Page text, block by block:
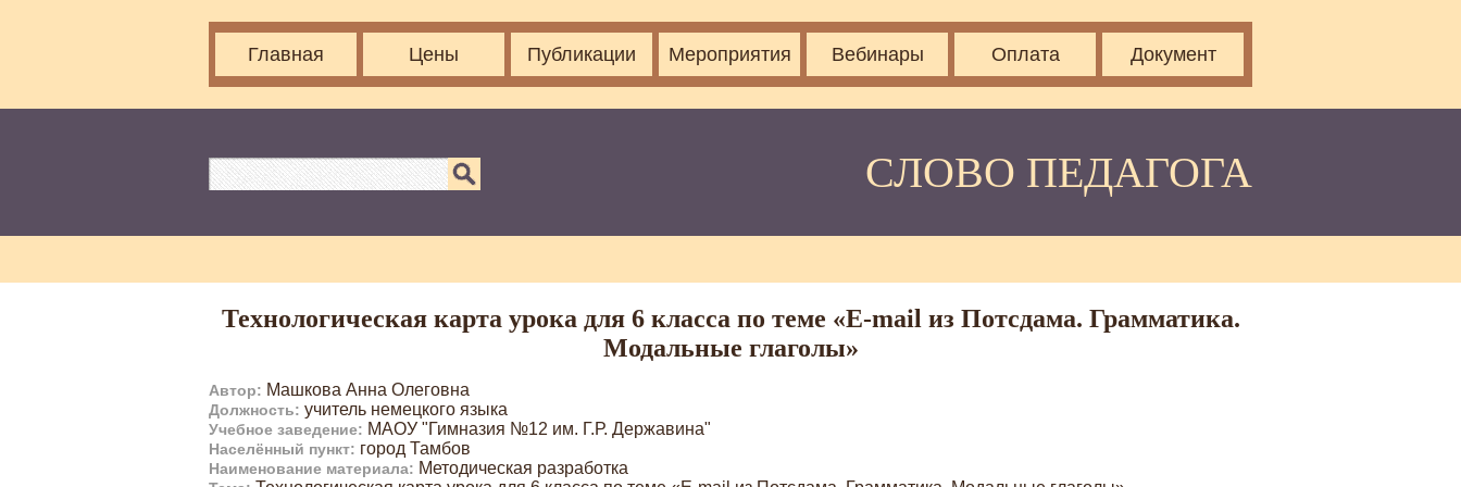
Главная Цены Публикации Мероприятия Вебинары Оплата Документ
СЛОВО ПЕДАГОГА
Технологическая карта урока для 6 класса по теме «E-mail из Потсдама. Грамматика.
Модальные глаголы»
Автор: Машкова Анна Олеговна
Должность: учитель немецкого языка
Учебное заведение: МАОУ "Гимназия №12 им. Г.Р. Державина"
Населённый пункт: город Тамбов
Наименование материала: Методическая разработка